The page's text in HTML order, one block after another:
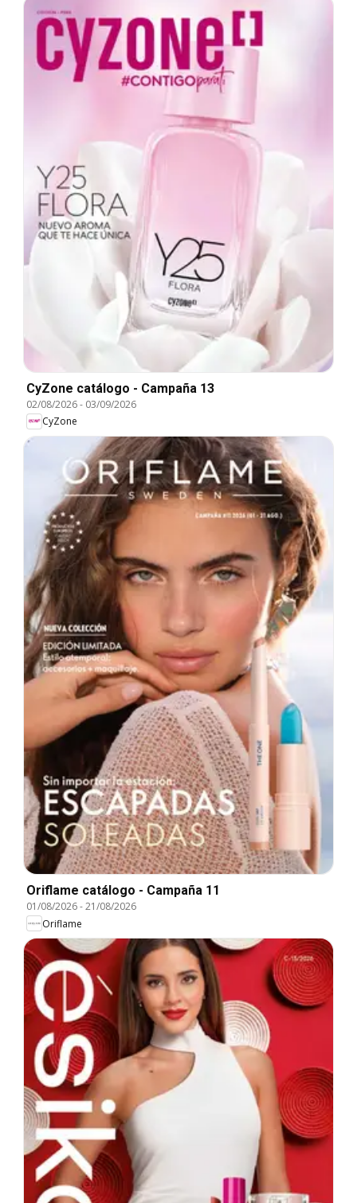
CyZone catálogo - Campaña 13
02/08/2026- 03/09/2026
CyZone
Oriflame catálogo - Campaña 11
01/08/2026-21/08/2026
Oriflame